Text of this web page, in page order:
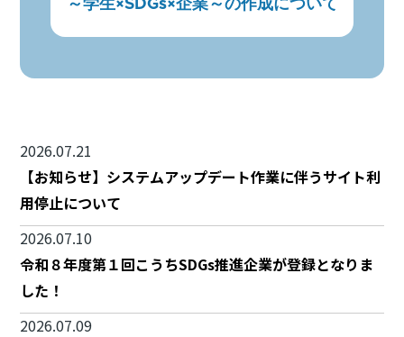
～学生×SDGs×企業～の作成について
2026.07.21
【お知らせ】システムアップデート作業に伴うサイト利
用停止について
2026.07.10
令和８年度第１回こうちSDGs推進企業が登録となりま
した！
2026.07.09